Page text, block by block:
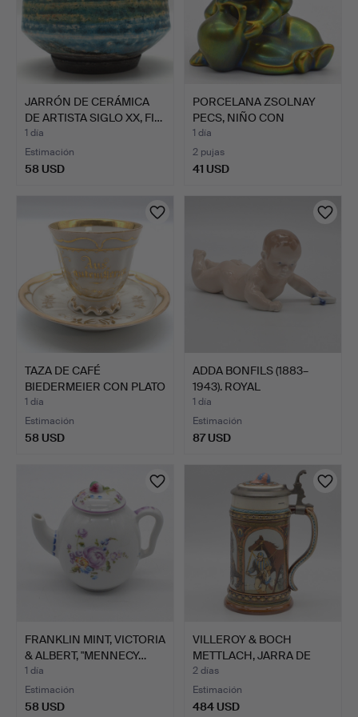
JARRÓN DE CERÁMICA
DE ARTISTA SIGLO XX, FI…
1 día
Estimación
58 USD
PORCELANA ZSOLNAY
PECS, NIÑO CON
JARRÓN, C…
1 día
2 pujas
41 USD
TAZA DE CAFÉ
BIEDERMEIER CON PLATO
- CON I…
1 día
Estimación
58 USD
ADDA BONFILS (1883–
1943). ROYAL
COPENHAGEN…
1 día
Estimación
87 USD
FRANKLIN MINT, VICTORIA
& ALBERT, "MENNECY…
1 día
Estimación
58 USD
VILLEROY & BOCH
METTLACH, JARRA DE
CERÁMIC…
2 días
Estimación
484 USD